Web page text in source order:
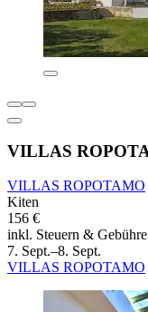
VILLAS
VILLAS ROPOTAMO
Kiten
156 €
inkl. Steuern &
7. Sept.–8. Sept.
VILLAS ROPOTAMO